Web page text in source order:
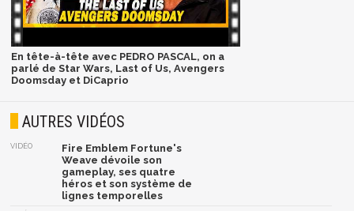
En tête-à-tête avec PEDRO PASCAL, on a
parlé de Star Wars, Last of Us, Avengers
Doomsday et DiCaprio
AUTRES VIDÉOS
VIDÉO
Fire Emblem Fortune's
Weave dévoile son
gameplay, ses quatre
héros et son système de
lignes temporelles